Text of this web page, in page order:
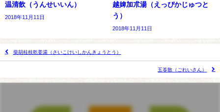
温清飲（うんせいいん）
2018年11月11日
越婢加朮湯（えっぴかじゅつと
う）
2018年11月11日
柴胡桂枝乾姜湯（さいこけいしかんきょうとう）
五苓散（ごれいさん）